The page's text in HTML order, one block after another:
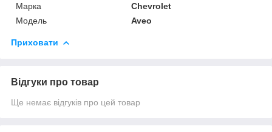
Марка
Chevrolet
Модель
Aveo
Приховати
Відгуки про товар
Ще немає відгуків про цей товар